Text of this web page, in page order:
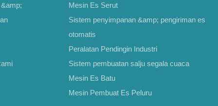
Mesin Es Serut
Sistem penyimpanan &amp; pengiriman es
otomatis
Peralatan Pendingin Industri
Sistem pembuatan salju segala cuaca
Mesin Es Batu
Mesin Pembuat Es Peluru